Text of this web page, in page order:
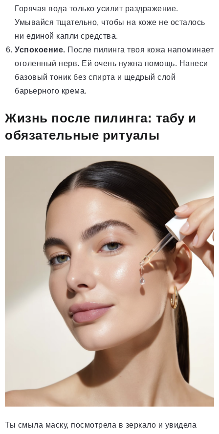
Горячая вода только усилит раздражение.
Умывайся тщательно, чтобы на коже не осталось
ни единой капли средства.
Успокоение. После пилинга твоя кожа напоминает
оголенный нерв. Ей очень нужна помощь. Нанеси
базовый тоник без спирта и щедрый слой
барьерного крема.
Жизнь после пилинга: табу и
обязательные ритуалы
Ты смыла маску, посмотрела в зеркало и увидела